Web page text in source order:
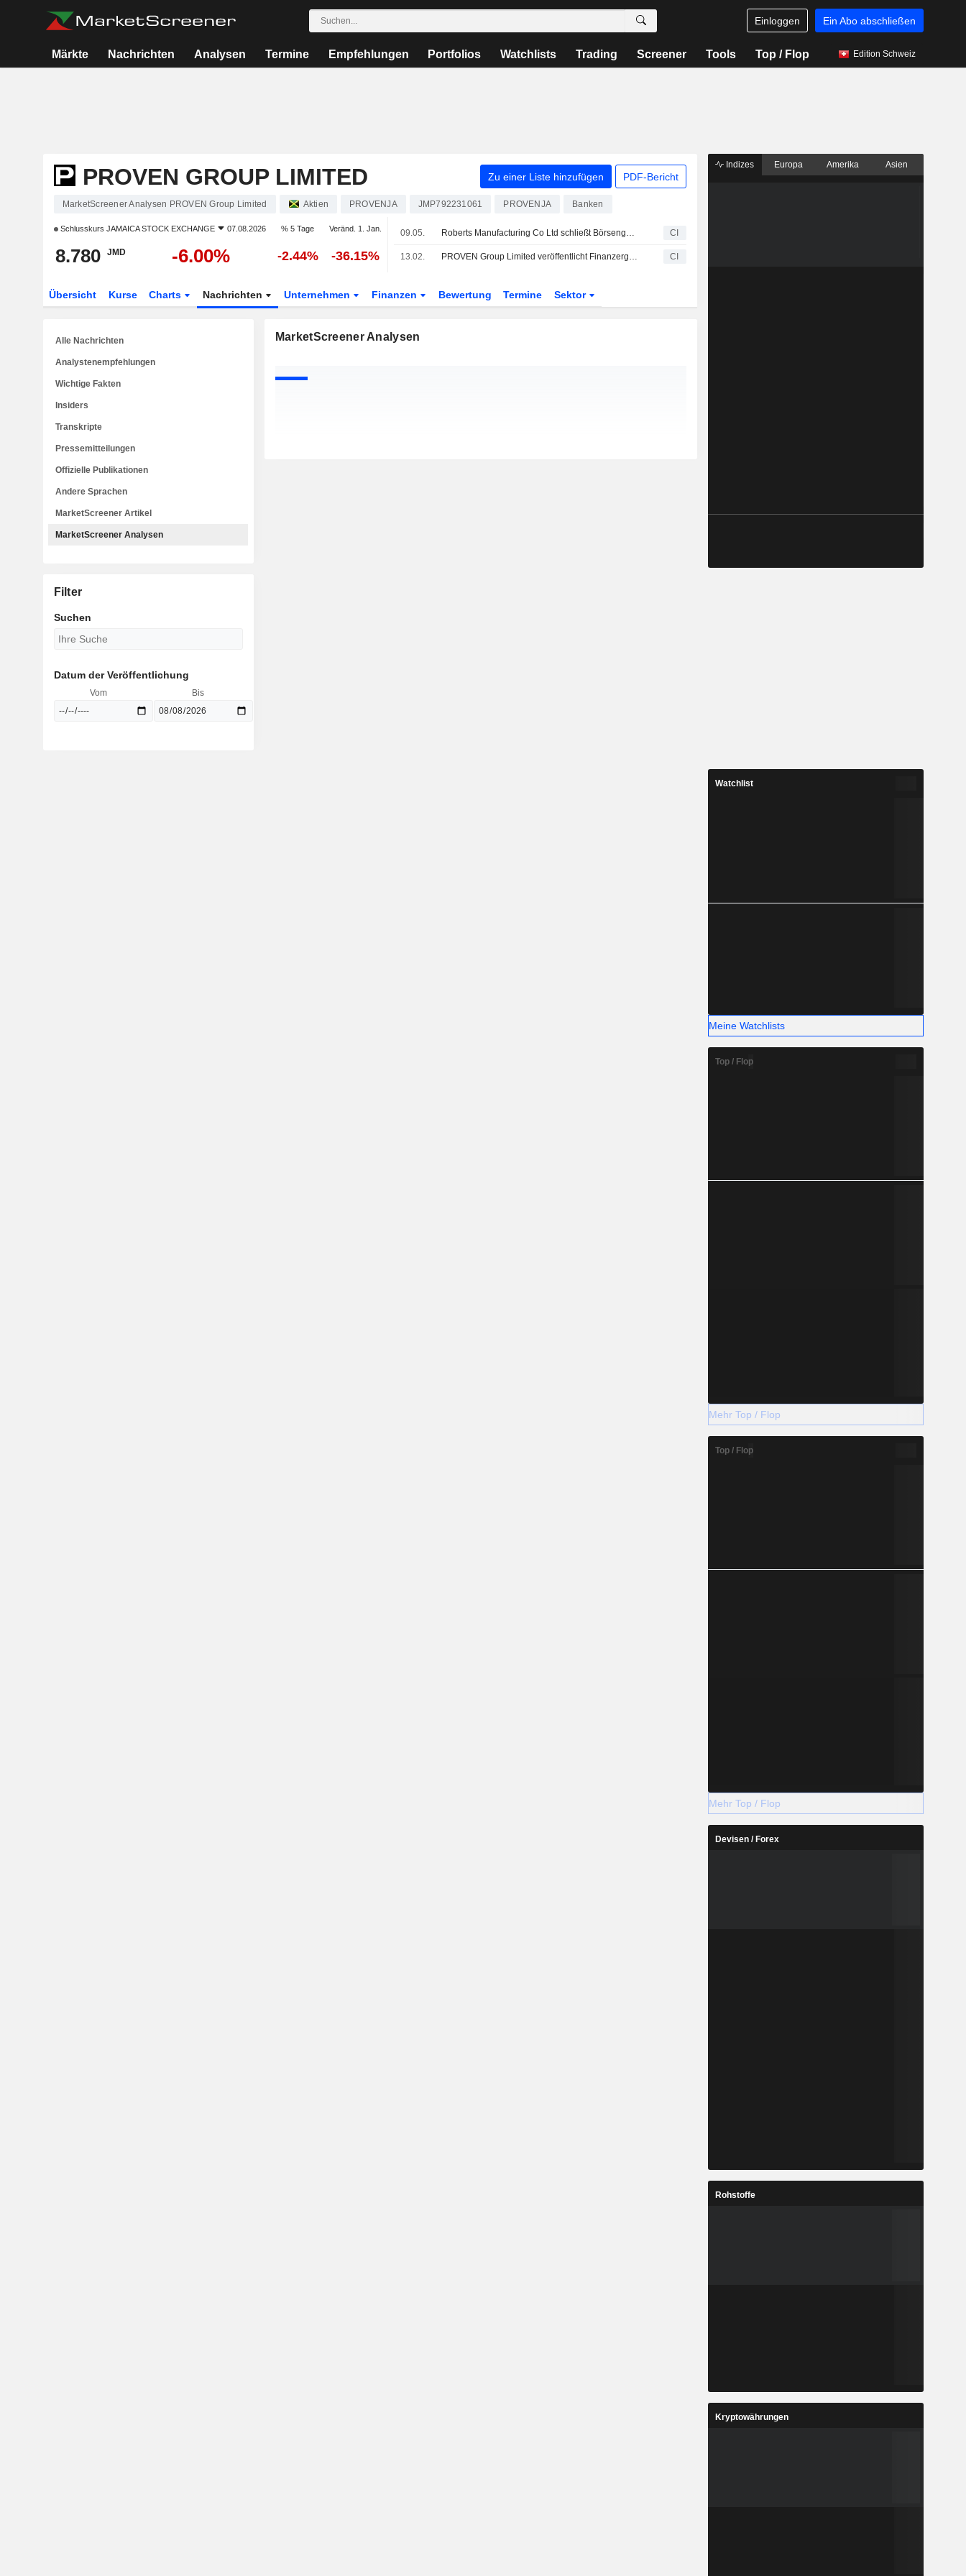
Einloggen Ein Abo abschließen
Märkte Nachrichten Analysen Termine Empfehlungen Portfolios Watchlists Trading Screener Tools Top / Flop Edition Schweiz
PROVEN GROUP LIMITED Zu einer Liste hinzufügen PDF-Bericht
MarketScreener Analysen PROVEN Group Limited Aktien PROVENJA JMP792231061 PROVENJA Banken
Schlusskurs JAMAICA STOCK EXCHANGE 07.08.2026 % 5 Tage Veränd. 1. Jan.
8.780 JMD -6.00% -2.44% -36.15%
09.05. Roberts Manufacturing Co Ltd schließt Börsengang ab. CI
13.02. PROVEN Group Limited veröffentlicht Finanzergebnisse für das dritte Quartal und die neun Monate bis zum 31. Dezember 2025 CI
Übersicht Kurse Charts Nachrichten Unternehmen Finanzen Bewertung Termine Sektor
MarketScreener Analysen
Alle Nachrichten
Analystenempfehlungen
Wichtige Fakten
Insiders
Transkripte
Pressemitteilungen
Offizielle Publikationen
Andere Sprachen
MarketScreener Artikel
MarketScreener Analysen
Filter
Suchen
Datum der Veröffentlichung
Vom Bis
Indizes Europa Amerika Asien
Watchlist
Meine Watchlists
Top / Flop
Mehr Top / Flop
Top / Flop
Mehr Top / Flop
Devisen / Forex
Rohstoffe
Kryptowährungen